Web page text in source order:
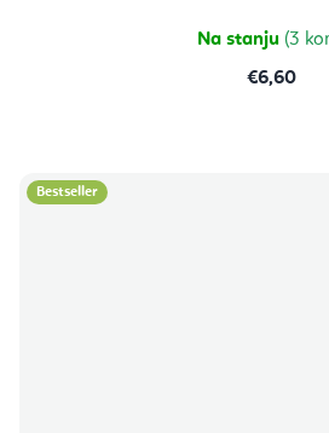
Na stanju (3
€6,60
Bestseller